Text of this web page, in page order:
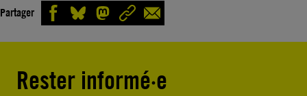
Partager
Rester informé·e